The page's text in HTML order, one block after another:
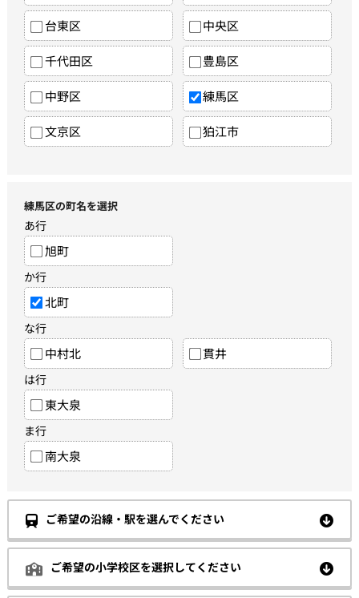
台東区 中央区
千代田区 豊島区
中野区 練馬区
文京区 狛江市
練馬区の町名を選択
あ行
旭町
か行
北町
な行
中村北 貫井
は行
東大泉
ま行
南大泉
ご希望の沿線・駅を選んでください
ご希望の小学校区を選択してください